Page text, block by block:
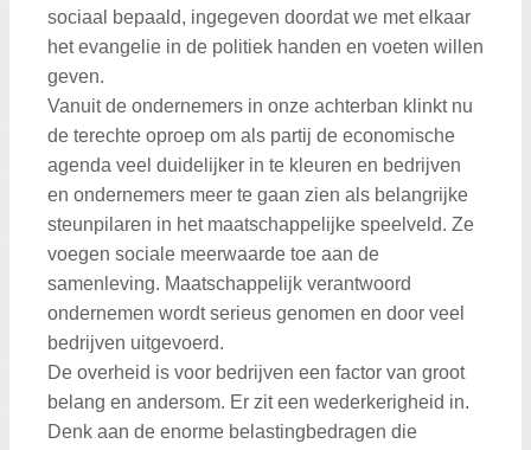
sociaal bepaald, ingegeven doordat we met elkaar
het evangelie in de politiek handen en voeten willen
geven.
Vanuit de ondernemers in onze achterban klinkt nu
de terechte oproep om als partij de economische
agenda veel duidelijker in te kleuren en bedrijven
en ondernemers meer te gaan zien als belangrijke
steunpilaren in het maatschappelijke speelveld. Ze
voegen sociale meerwaarde toe aan de
samenleving. Maatschappelijk verantwoord
ondernemen wordt serieus genomen en door veel
bedrijven uitgevoerd.
De overheid is voor bedrijven een factor van groot
belang en andersom. Er zit een wederkerigheid in.
Denk aan de enorme belastingbedragen die